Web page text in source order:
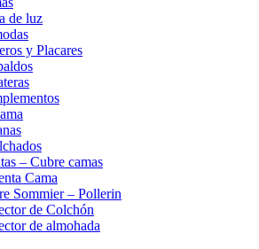
de luz
y Placares
– Cubre camas
Cama
Sommier – Pollerin
de Colchón
de almohada